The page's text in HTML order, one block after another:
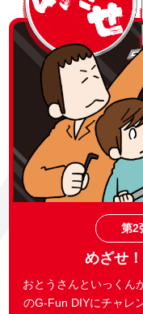
第2
めざせ
おとうさんといっくん
のG-Fun DIYにチャレ